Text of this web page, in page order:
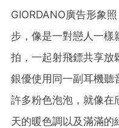
GIORDANO廣告形象
步，像是一對戀人一樣
拍，一起射飛鏢共享放
銀優使用同一副耳機聽
許多粉色泡泡，就像在
天的暖色調以及滿滿的